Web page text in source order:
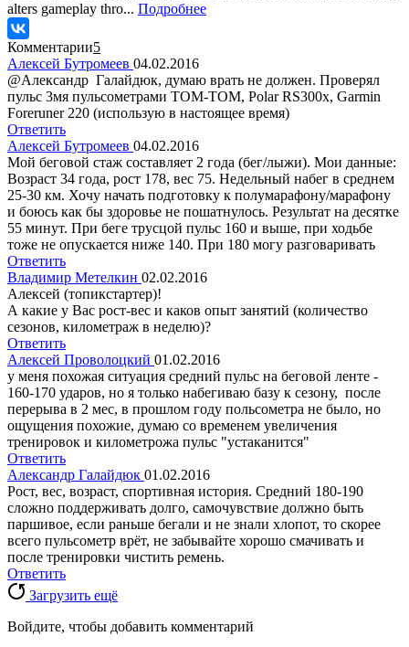
alters gameplay thro... Подробнее
Комментарии5
Алексей Бутромеев 04.02.2016
@Александр Галайдюк, думаю врать не должен. Проверял
пульс 3мя пульсометрами TOM-TOM, Polar RS300x, Garmin
Foreruner 220 (использую в настоящее время)
Ответить
Алексей Бутромеев 04.02.2016
Мой беговой стаж составляет 2 года (бег/лыжи). Мои данные:
Возраст 34 года, рост 178, вес 75. Недельный набег в среднем
25-30 км. Хочу начать подготовку к полумарафону/марафону
и боюсь как бы здоровье не пошатнулось. Результат на десятке
55 минут. При беге трусцой пульс 160 и выше, при ходьбе
тоже не опускается ниже 140. При 180 могу разговаривать
Ответить
Владимир Метелкин 02.02.2016
Алексей (топикстартер)!
А какие у Вас рост-вес и каков опыт занятий (количество
сезонов, километраж в неделю)?
Ответить
Алексей Проволоцкий 01.02.2016
у меня похожая ситуация средний пульс на беговой ленте -
160-170 ударов, но я только набегиваю базу к сезону, после
перерыва в 2 мес, в прошлом году польсометра не было, но
ощущения похожие, думаю со временем увеличения
тренировок и километрожа пульс "устаканится"
Ответить
Александр Галайдюк 01.02.2016
Рост, вес, возраст, спортивная история. Средний 180-190
сложно поддерживать долго, самочувствие должно быть
паршивое, если раньше бегали и не знали хлопот, то скорее
всего пульсометр врёт, не забывайте хорошо смачивать и
после тренировки чистить ремень.
Ответить
Загрузить ещё
Войдите, чтобы добавить комментарий